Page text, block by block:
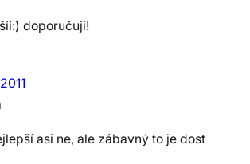
doporučuji!
asi ne, ale zábavný to je dost